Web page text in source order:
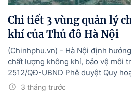
Trụ sở: 16 Lê Hồng Phong - Ba Đình -
Điện thoại: 080 43162; Fax: 080.48924;
Email: thongtinchinhphu@chinhphu.vn.
Theo dõi báo trên:
Bản quyền thuộc Báo Điện tử Chính phủ -
phủ.
Chi tiết 3 vùng quản lý
khí của Thủ đô Hà Nội
3 tháng trước
(Chinhphu.vn) - Hà Nội định
chất lượng không khí, bảo vệ môi
2512/QĐ-UBND Phê duyệt Quy